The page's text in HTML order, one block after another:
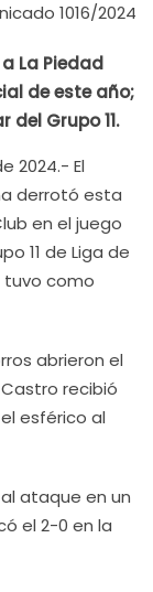
1016/2024
La Piedad
de este año;
Grupo 11.
2024.- El
derrotó esta
en el juego
11 de Liga de
tuvo como
abrieron el
recibió
esférico al
al ataque en un
el 2-0 en la